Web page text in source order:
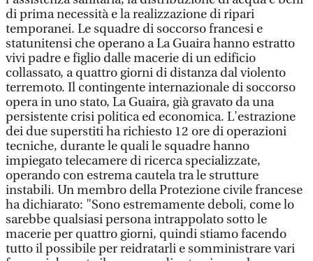
di prima necessità e la realizzazione di ripari
temporanei. Le squadre di soccorso francesi e
statunitensi che operano a La Guaira hanno estratto
vivi padre e figlio dalle macerie di un edificio
collassato, a quattro giorni di distanza dal violento
terremoto. Il contingente internazionale di soccorso
opera in uno stato, La Guaira, già gravato da una
persistente crisi politica ed economica. L'estrazione
dei due superstiti ha richiesto 12 ore di operazioni
tecniche, durante le quali le squadre hanno
impiegato telecamere di ricerca specializzate,
operando con estrema cautela tra le strutture
instabili. Un membro della Protezione civile francese
ha dichiarato: "Sono estremamente deboli, come lo
sarebbe qualsiasi persona intrappolato sotto le
macerie per quattro giorni, quindi stiamo facendo
tutto il possibile per reidratarli e somministrare vari